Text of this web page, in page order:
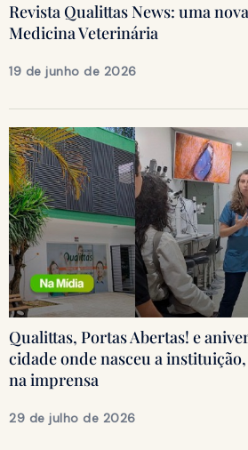
Revista Qualittas News: uma
Medicina Veterinária
19 de junho de 2026
Qualittas, Portas Abertas! e
cidade onde nasceu a
na imprensa
29 de julho de 2026